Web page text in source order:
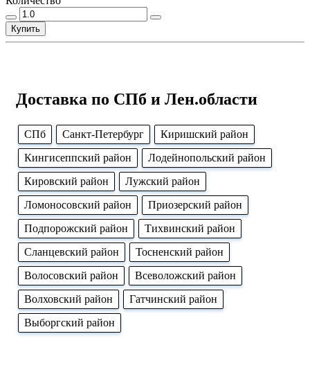
Купить
Доставка по СПб и Лен.области
CПб Cанкт-Петербург
Киришский район
Кингисеппский район
Лодейнопольский район
Кировский район
Лужский район
Ломоносовский район
Приозерский район
Подпорожский район
Тихвинский район
Сланцевский район
Тосненский район
Волосовский район
Всеволожский район
Волховский район
Гатчинский район
Выборгский район